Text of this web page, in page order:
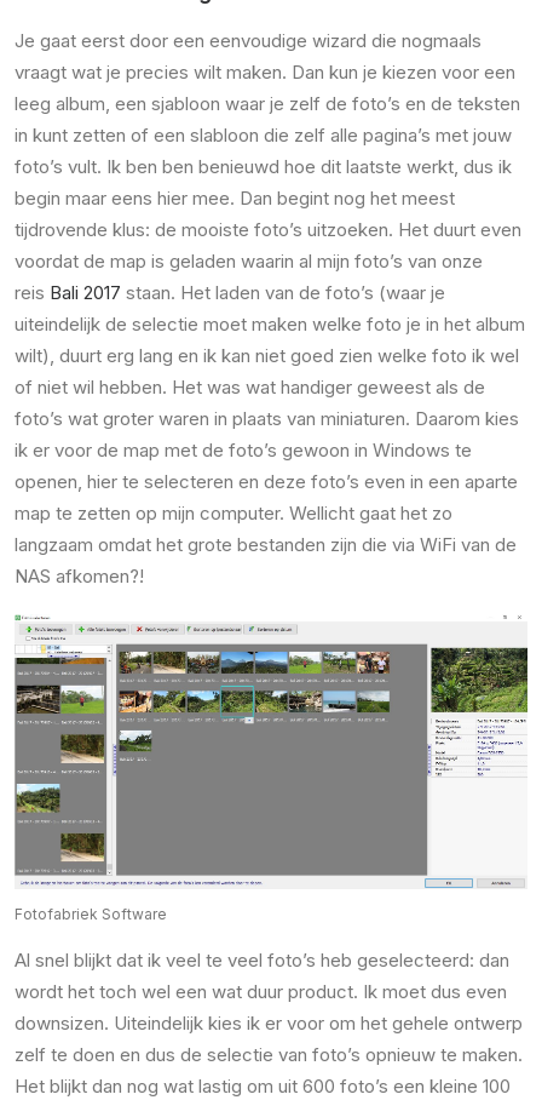
Je gaat eerst door een eenvoudige wizard die nogmaals
vraagt wat je precies wilt maken. Dan kun je kiezen voor een
leeg album, een sjabloon waar je zelf de foto’s en de teksten
in kunt zetten of een slabloon die zelf alle pagina’s met jouw
foto’s vult. Ik ben ben benieuwd hoe dit laatste werkt, dus ik
begin maar eens hier mee. Dan begint nog het meest
tijdrovende klus: de mooiste foto’s uitzoeken. Het duurt even
voordat de map is geladen waarin al mijn foto’s van onze
reis Bali 2017 staan. Het laden van de foto’s (waar je
uiteindelijk de selectie moet maken welke foto je in het album
wilt), duurt erg lang en ik kan niet goed zien welke foto ik wel
of niet wil hebben. Het was wat handiger geweest als de
foto’s wat groter waren in plaats van miniaturen. Daarom kies
ik er voor de map met de foto’s gewoon in Windows te
openen, hier te selecteren en deze foto’s even in een aparte
map te zetten op mijn computer. Wellicht gaat het zo
langzaam omdat het grote bestanden zijn die via WiFi van de
NAS afkomen?!
Fotofabriek Software
Al snel blijkt dat ik veel te veel foto’s heb geselecteerd: dan
wordt het toch wel een wat duur product. Ik moet dus even
downsizen. Uiteindelijk kies ik er voor om het gehele ontwerp
zelf te doen en dus de selectie van foto’s opnieuw te maken.
Het blijkt dan nog wat lastig om uit 600 foto’s een kleine 100